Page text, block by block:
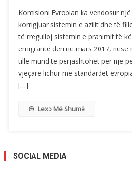
Komisioni Evropian ka vendosur
korrigjuar sistemin e azilit dhe të
të rregulloj sistemin e pranimit të
emigrantë deri në mars 2017, nëse
tillë mund të përjashtohet për një
vjeçare lidhur me standardet
[…]
Lexo Më Shumë
SOCIAL MEDIA